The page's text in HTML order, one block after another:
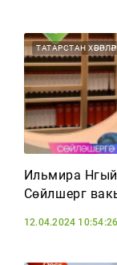
ТАТАРСТАН
Ильмира
Сөйләшергә
12.04.2024 10:54:26